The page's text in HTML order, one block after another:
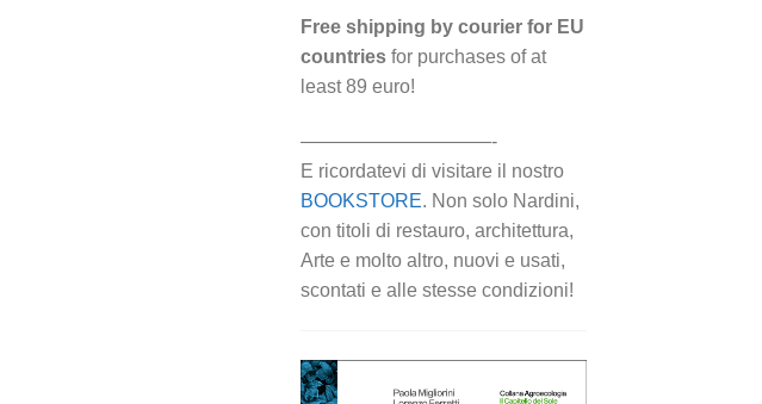
Free shipping by courier for EU
countries for purchases of at
least 89 euro!
——————————-
E ricordatevi di visitare il nostro
BOOKSTORE. Non solo Nardini,
con titoli di restauro, architettura,
Arte e molto altro, nuovi e usati,
scontati e alle stesse condizioni!